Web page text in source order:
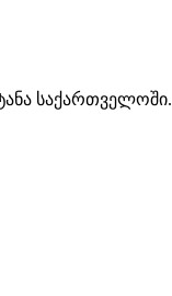
საქართველოში.